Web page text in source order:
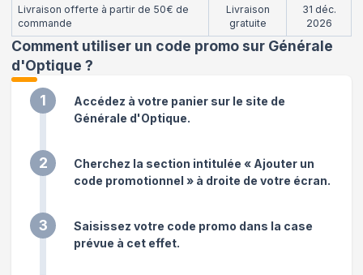
Livraison offerte à partir de 50€ de
commande
Livraison
gratuite
31 déc.
2026
Comment utiliser un code promo sur Générale
d'Optique ?
1
Accédez à votre panier sur le site de
Générale d'Optique.
2
Cherchez la section intitulée « Ajouter un
code promotionnel » à droite de votre écran.
3
Saisissez votre code promo dans la case
prévue à cet effet.